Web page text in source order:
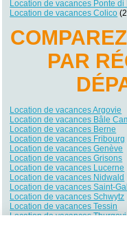
Location de vacances Ponte di
Location de vacances Colico
PAR
Location de vacances Argovie
Location de vacances Bâle
Location de vacances Berne
Location de vacances Fribourg
Location de vacances Genève
Location de vacances Grisons
Location de vacances Lucerne
Location de vacances Nidwald
Location de vacances Saint-
Location de vacances Schwytz
Location de vacances Tessin
Location de vacances